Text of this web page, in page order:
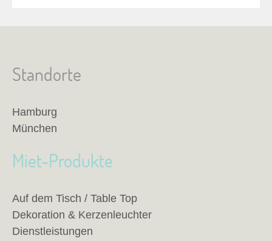
Standorte
Hamburg
München
Miet-Produkte
Auf dem Tisch / Table Top
Dekoration & Kerzenleuchter
Dienstleistungen